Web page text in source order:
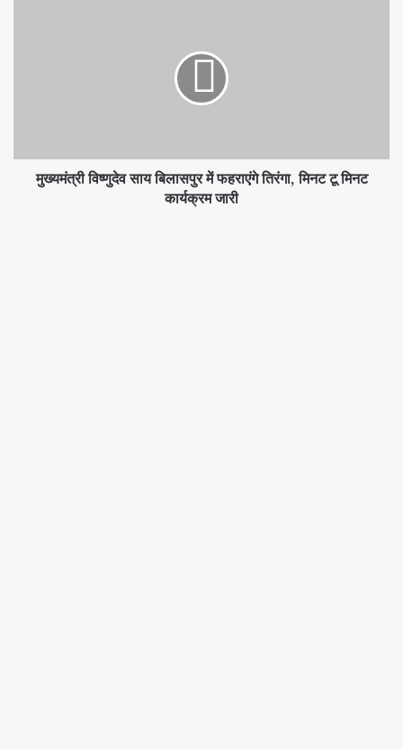
मुख्यमंत्री विष्णुदेव साय बिलासपुर में फहराएंगे तिरंगा, मिनट टू मिनट
कार्यक्रम जारी